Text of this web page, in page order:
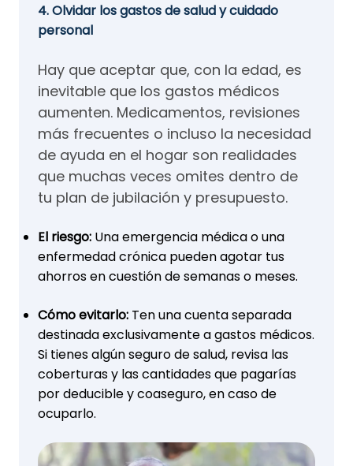
4. Olvidar los gastos de salud y cuidado
personal
Hay que aceptar que, con la edad, es
inevitable que los gastos médicos
aumenten. Medicamentos, revisiones
más frecuentes o incluso la necesidad
de ayuda en el hogar son realidades
que muchas veces omites dentro de
tu plan de jubilación y presupuesto.
El riesgo: Una emergencia médica o una
enfermedad crónica pueden agotar tus
ahorros en cuestión de semanas o meses.
Cómo evitarlo: Ten una cuenta separada
destinada exclusivamente a gastos médicos.
Si tienes algún seguro de salud, revisa las
coberturas y las cantidades que pagarías
por deducible y coaseguro, en caso de
ocuparlo.